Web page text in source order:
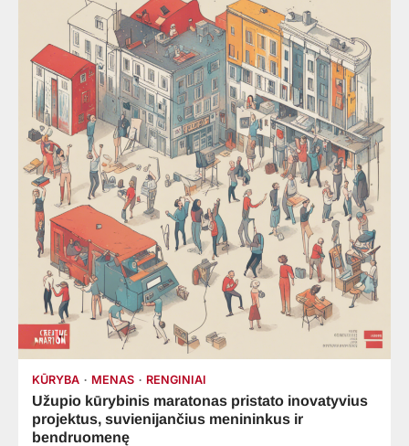
KŪRYBA MENAS RENGINIAI
Užupio kūrybinis maratonas pristato inovatyvius
projektus, suvienijančius menininkus ir
bendruomenę